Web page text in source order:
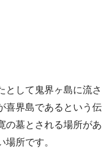
として鬼界ヶ島に流さ
喜界島であるという伝
の墓とされる場所があ
所です。